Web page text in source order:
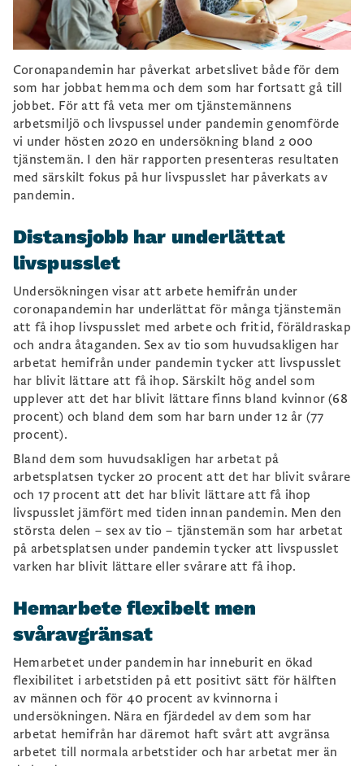
För män med barn under 12 år gäller det
omvända. Män som huvudsakligen arbetade
hemifrån under pandemin är oftare stressade
över att hinna med livspusslet med arbete och
föräldraskap jämfört med män som
huvudsakligen arbetade på arbetsplatsen.
Coronapandemin har påverkat arbetslivet både för dem
som har jobbat hemma och dem som har fortsatt gå till
jobbet. För att få veta mer om tjänstemännens
arbetsmiljö och livspussel under pandemin genomförde
vi under hösten 2020 en undersökning bland 2 000
tjänstemän. I den här rapporten presenteras resultaten
med särskilt fokus på hur livspusslet har påverkats av
pandemin.
Distansjobb har underlättat
livspusslet
Undersökningen visar att arbete hemifrån under
coronapandemin har underlättat för många tjänstemän
att få ihop livspusslet med arbete och fritid, föräldraskap
och andra åtaganden. Sex av tio som huvudsakligen har
arbetat hemifrån under pandemin tycker att livspusslet
har blivit lättare att få ihop. Särskilt hög andel som
upplever att det har blivit lättare finns bland kvinnor (68
procent) och bland dem som har barn under 12 år (77
procent).
Bland dem som huvudsakligen har arbetat på
arbetsplatsen tycker 20 procent att det har blivit svårare
och 17 procent att det har blivit lättare att få ihop
livspusslet jämfört med tiden innan pandemin. Men den
största delen – sex av tio – tjänstemän som har arbetat
på arbetsplatsen under pandemin tycker att livspusslet
varken har blivit lättare eller svårare att få ihop.
Hemarbete flexibelt men
svåravgränsat
Hemarbetet under pandemin har inneburit en ökad
flexibilitet i arbetstiden på ett positivt sätt för hälften
av männen och för 40 procent av kvinnorna i
undersökningen. Nära en fjärdedel av dem som har
arbetat hemifrån har däremot haft svårt att avgränsa
arbetet till normala arbetstider och har arbetat mer än